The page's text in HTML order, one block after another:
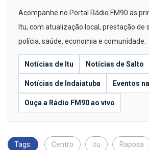
Acompanhe no Portal Rádio FM90 as
Itu, com atualização local, prestação de
polícia, saúde, economia e comunidade.
Notícias de Itu Notícias de Salto
Notícias de Indaiatuba Eventos
Ouça a Rádio FM90 ao vivo
Tags: Centro itu Raposa